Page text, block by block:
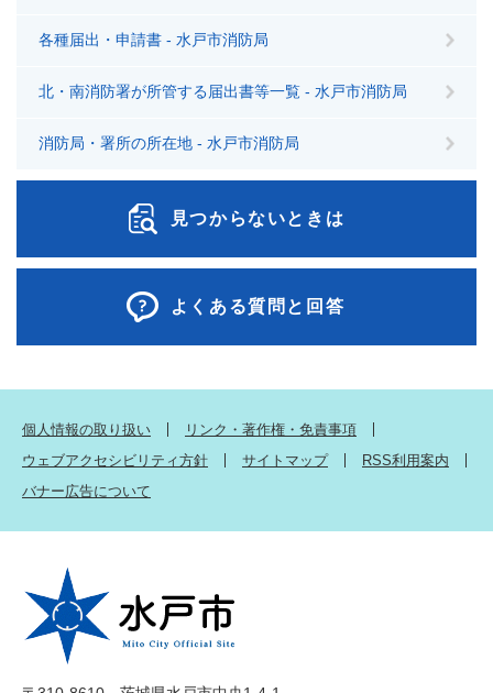
各種届出・申請書 - 水戸市消防局
北・南消防署が所管する届出書等一覧 - 水戸市消防局
消防局・署所の所在地 - 水戸市消防局
見つからないときは
よくある質問と回答
個人情報の取り扱い
リンク・著作権・免責事項
ウェブアクセシビリティ方針
サイトマップ
RSS利用案内
バナー広告について